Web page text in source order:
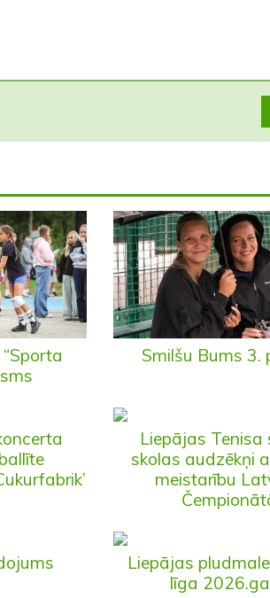
Smilšu Bums 3.
Liepājas Tenisa
skolas audzēkņi
meistarību
Liepājas
līga